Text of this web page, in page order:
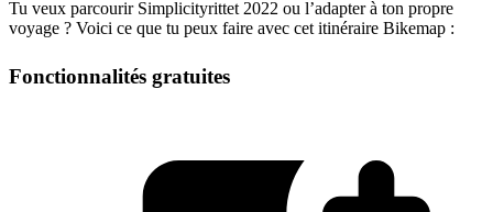
Tu veux parcourir Simplicityrittet 2022 ou l’adapter à ton propre
voyage ? Voici ce que tu peux faire avec cet itinéraire Bikemap :
Fonctionnalités gratuites